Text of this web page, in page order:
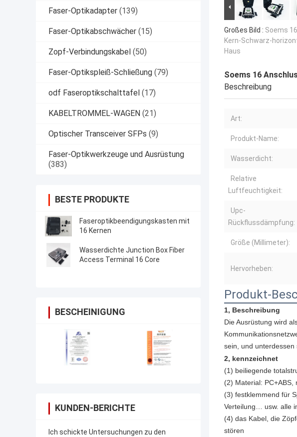
Faser-Optikadapter (139)
Faser-Optikabschwächer (15)
Zopf-Verbindungskabel (50)
Faser-Optikspleiß-Schließung (79)
odf Faseroptikschalttafel (17)
KABELTROMMEL-WAGEN (21)
Optischer Transceiver SFPs (9)
Faser-Optikwerkzeuge und Ausrüstung
(383)
BESTE PRODUKTE
Faseroptikbeendigungskasten mit
16 Kernen
Wasserdichte Junction Box Fiber
Access Terminal 16 Core
BESCHEINIGUNG
KUNDEN-BERICHTE
Ich schickte Untersuchungen zu den
Großes Bild : Soems
Kern-Schwarz-
Haus
Soems 16
Beschreibung
Art:
Produkt-Name:
Wasserdicht:
Relative
Luftfeuchtigkeit:
Upc-
Rückflussdämpfung:
Größe (Millimeter):
Hervorheben:
Produkt-
1, Beschreibung
Die Ausrüstung wird
sein, und
2, kennzeichnet
(1) beiliegende
(2) Material: PC+ABS,
(3) festklemmend für
Verteilung… usw. alle
(4) das Kabel, die
stören